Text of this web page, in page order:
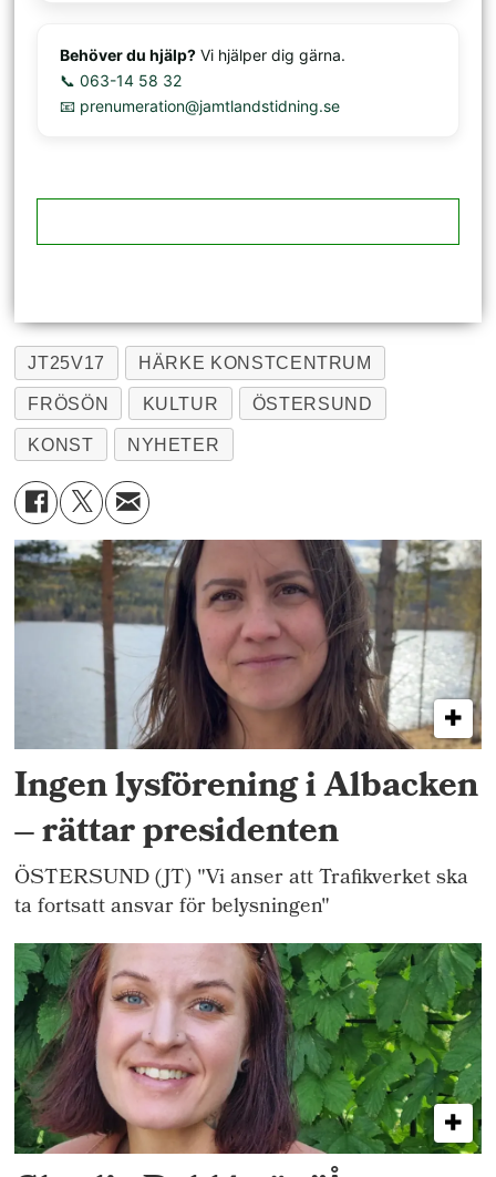
Behöver du hjälp? Vi hjälper dig gärna.
📞 063-14 58 32
📧 prenumeration@jamtlandstidning.se
JT25V17 HÄRKE KONSTCENTRUM
FRÖSÖN KULTUR ÖSTERSUND
KONST NYHETER
Ingen lysförening i Albacken
– rättar presidenten
ÖSTERSUND (JT) "Vi anser att Trafikverket ska
ta fortsatt ansvar för belysningen"